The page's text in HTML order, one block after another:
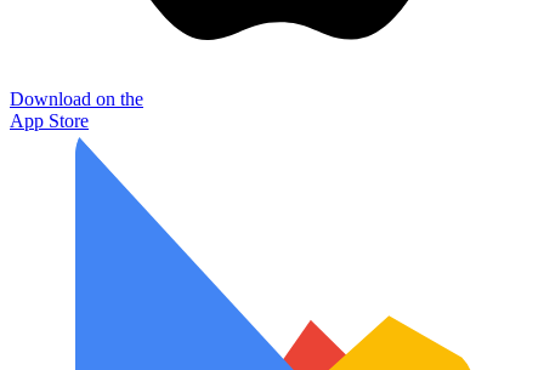
Download on the
App Store